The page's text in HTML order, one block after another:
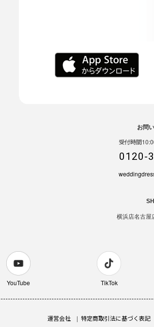
お問
受付時間
0120-
横浜店名古屋
YouTube TikTok
運営会社 特定商取引法に基づく表記